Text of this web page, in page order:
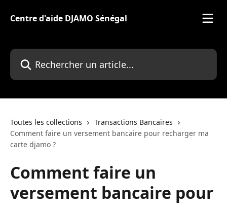
Centre d'aide DJAMO Sénégal
Rechercher un article...
Toutes les collections
Transactions Bancaires
Comment faire un versement bancaire pour recharger ma
carte djamo ?
Comment faire un
versement bancaire pour